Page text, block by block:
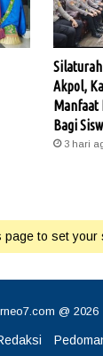
Akpol,
Manfaat
Bagi
3 hari
page to set your
@ 2026